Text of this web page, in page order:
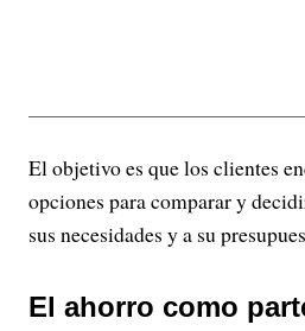
El objetivo es que los clientes
opciones para comparar y
sus necesidades y a su
El ahorro como